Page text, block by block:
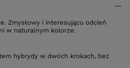
Zmysłowy i interesującu odcień
w naturalnym kolorze.
hybrydy w dwóch krokach, bez